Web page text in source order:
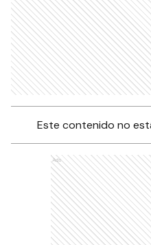
Este contenido no
Ads